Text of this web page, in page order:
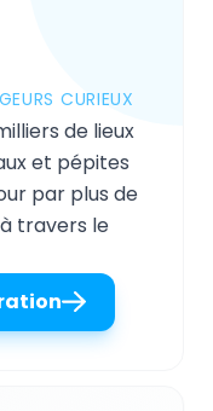
CURIEUX
de lieux
et pépites
par plus de
à travers le